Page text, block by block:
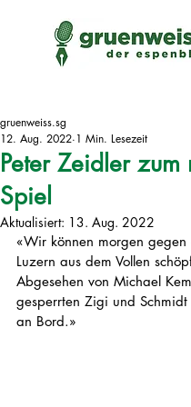
Peter Zeidler zum
Spiel
gruenweiss.sg
12. Aug. 2022 1 Min. Lesezeit
Aktualisiert: 13. Aug. 2022
«Wir können morgen gegen
Luzern aus dem Vollen
Abgesehen von Michael
gesperrten Zigi und
an Bord.»